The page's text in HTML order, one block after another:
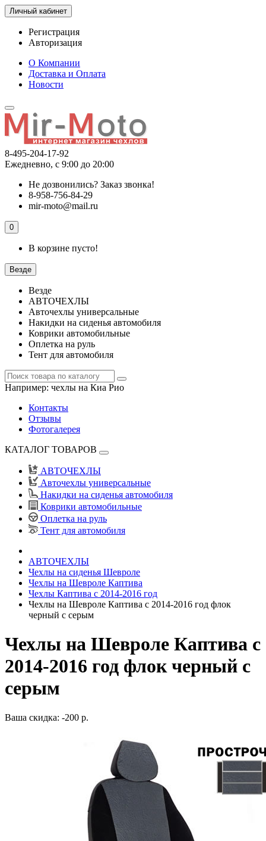
Личный кабинет
Регистрация
Авторизация
О Компании
Доставка и Оплата
Новости
8-495-204-17-92
Ежедневно, с 9:00 до 20:00
Не дозвонились? Заказ звонка!
8-958-756-84-29
mir-moto@mail.ru
0
В корзине пусто!
Везде
Везде
АВТОЧЕХЛЫ
Авточехлы универсальные
Накидки на сиденья автомобиля
Коврики автомобильные
Оплетка на руль
Тент для автомобиля
Например: чехлы на Киа Рио
Контакты
Отзывы
Фотогалерея
КАТАЛОГ ТОВАРОВ
АВТОЧЕХЛЫ
Авточехлы универсальные
Накидки на сиденья автомобиля
Коврики автомобильные
Оплетка на руль
Тент для автомобиля
АВТОЧЕХЛЫ
Чехлы на сиденья Шевроле
Чехлы на Шевроле Каптива
Чехлы Каптива с 2014-2016 год
Чехлы на Шевроле Каптива с 2014-2016 год флок
черный с серым
Чехлы на Шевроле Каптива с
2014-2016 год флок черный с
серым
Ваша скидка: -200 р.